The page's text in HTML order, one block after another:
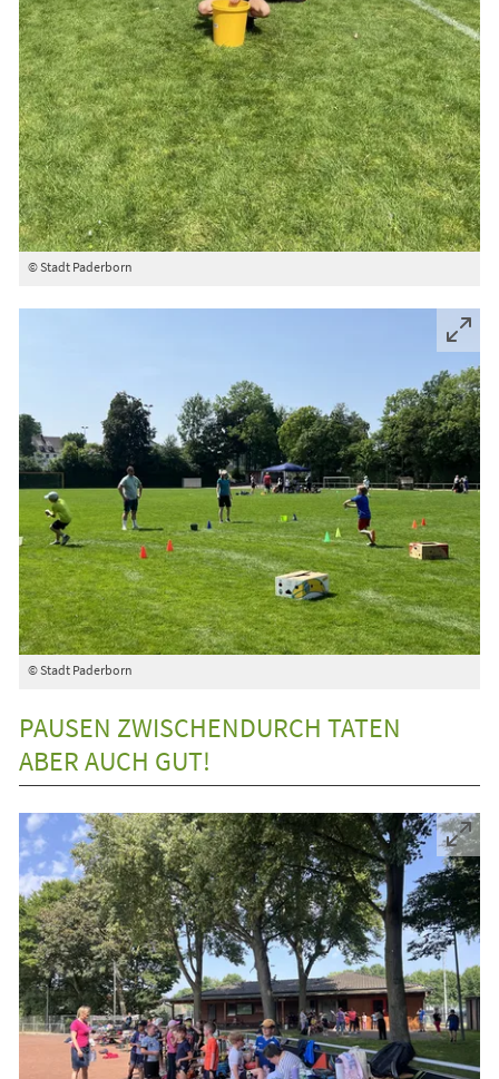
© Stadt Paderborn
© Stadt Paderborn
PAUSEN ZWISCHENDURCH TATEN
ABER AUCH GUT!